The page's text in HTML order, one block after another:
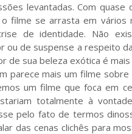
levantadas. Com quase
filme se arrasta em vários
de identidade. Não
ou de suspense a respeito
de sua beleza exótica é
parece mais um filme sobre
um filme que foca em
totalmente à
pelo fato de termos
das cenas clichês para